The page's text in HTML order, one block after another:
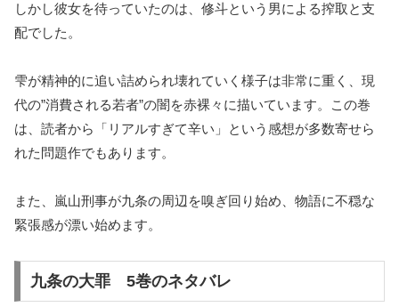
しかし彼女を待っていたのは、修斗という男による搾取と支
配でした。
雫が精神的に追い詰められ壊れていく様子は非常に重く、現
代の”消費される若者”の闇を赤裸々に描いています。この巻
は、読者から「リアルすぎて辛い」という感想が多数寄せら
れた問題作でもあります。
また、嵐山刑事が九条の周辺を嗅ぎ回り始め、物語に不穏な
緊張感が漂い始めます。
九条の大罪 5巻のネタバレ